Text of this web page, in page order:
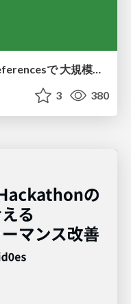
ViteとTypeScriptのProject Referencesで 大規模モノレポのUIカタログのリリースサイクルを高速化する
3 380